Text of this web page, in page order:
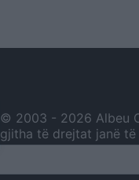
© 2003 - 2026 Albeu
gjitha të drejtat janë të